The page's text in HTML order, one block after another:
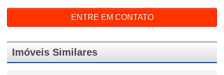
ENTRE EM CONTATO
Imóveis Similares